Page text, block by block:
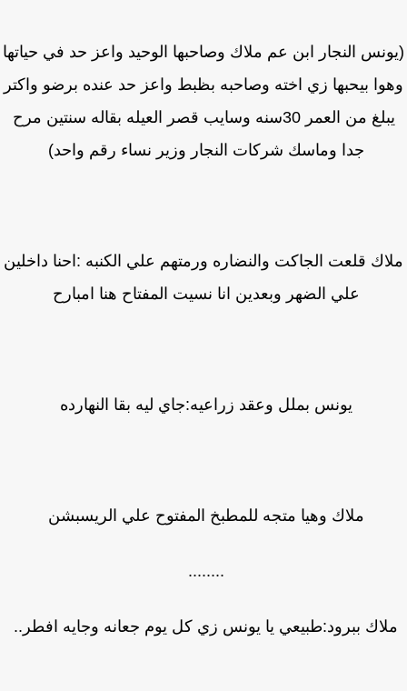
النجار ابن عم ملاك وصاحبها الوحيد واعز حد في حياتها
بيحبها زي اخته وصاحبه بظبط واعز حد عنده برضو واكتر
يبلغ من العمر 30سنه وسايب قصر العيله بقاله سنتين مرح
جدا وماسك شركات النجار وزير نساء رقم واحد)
قلعت الجاكت والنضاره ورمتهم علي الكنبه :احنا داخلين
علي الضهر وبعدين انا نسيت المفتاح هنا امبارح
يونس بملل وعقد زراعيه:جاي ليه بقا النهارده
ملاك وهيا متجه للمطبخ المفتوح علي الريسبشن
........
ببرود:طبيعي يا يونس زي كل يوم جعانه وجايه افطر..